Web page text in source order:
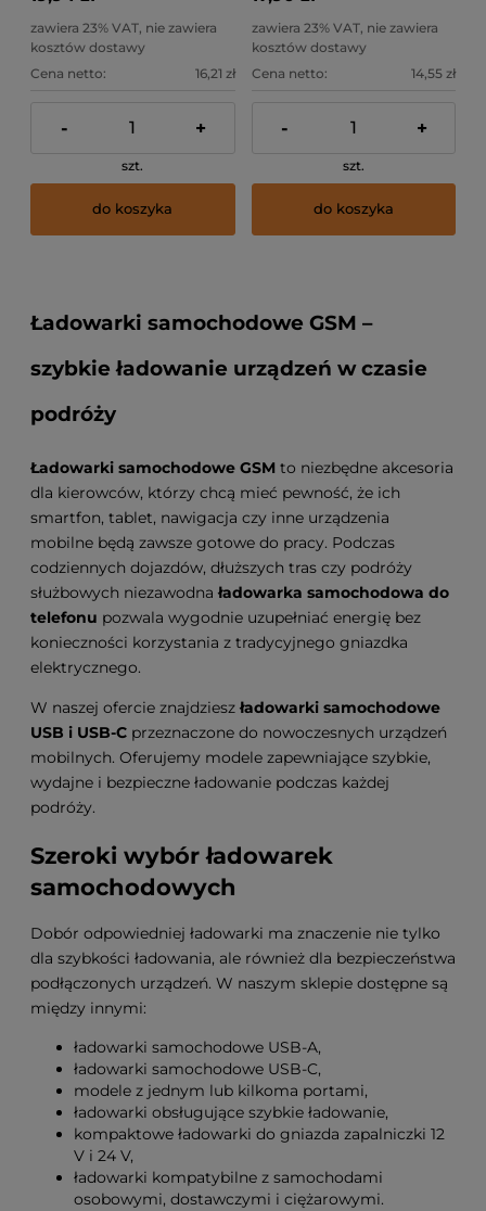
zawiera 23% VAT, nie zawiera
kosztów dostawy
Cena netto:
16,21 zł
- +
szt.
do koszyka
zawiera 23% VAT, nie zawiera
kosztów dostawy
Cena netto:
14,55 zł
- +
szt.
do koszyka
Ładowarki samochodowe GSM –
szybkie ładowanie urządzeń w czasie
podróży
Ładowarki samochodowe GSM to niezbędne akcesoria
dla kierowców, którzy chcą mieć pewność, że ich
smartfon, tablet, nawigacja czy inne urządzenia
mobilne będą zawsze gotowe do pracy. Podczas
codziennych dojazdów, dłuższych tras czy podróży
służbowych niezawodna ładowarka samochodowa do
telefonu pozwala wygodnie uzupełniać energię bez
konieczności korzystania z tradycyjnego gniazdka
elektrycznego.
W naszej ofercie znajdziesz ładowarki samochodowe
USB i USB-C przeznaczone do nowoczesnych urządzeń
mobilnych. Oferujemy modele zapewniające szybkie,
wydajne i bezpieczne ładowanie podczas każdej
podróży.
Szeroki wybór ładowarek
samochodowych
Dobór odpowiedniej ładowarki ma znaczenie nie tylko
dla szybkości ładowania, ale również dla bezpieczeństwa
podłączonych urządzeń. W naszym sklepie dostępne są
między innymi:
ładowarki samochodowe USB-A,
ładowarki samochodowe USB-C,
modele z jednym lub kilkoma portami,
ładowarki obsługujące szybkie ładowanie,
kompaktowe ładowarki do gniazda zapalniczki 12
V i 24 V,
ładowarki kompatybilne z samochodami
osobowymi, dostawczymi i ciężarowymi.